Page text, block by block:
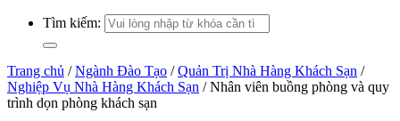
Tìm kiếm:
Trang chủ / Ngành Đào Tạo / Quản Trị Nhà Hàng Khách Sạn /
Nghiệp Vụ Nhà Hàng Khách Sạn / Nhân viên buồng phòng và quy
trình dọn phòng khách sạn